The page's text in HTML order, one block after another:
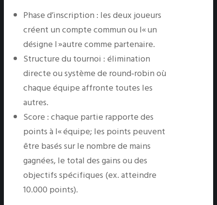
Phase d’inscription : les deux joueurs
créent un compte commun ou l« un
désigne l »autre comme partenaire.
Structure du tournoi : élimination
directe ou système de round‑robin où
chaque équipe affronte toutes les
autres.
Score : chaque partie rapporte des
points à l« équipe; les points peuvent
être basés sur le nombre de mains
gagnées, le total des gains ou des
objectifs spécifiques (ex. atteindre
10.000 points).